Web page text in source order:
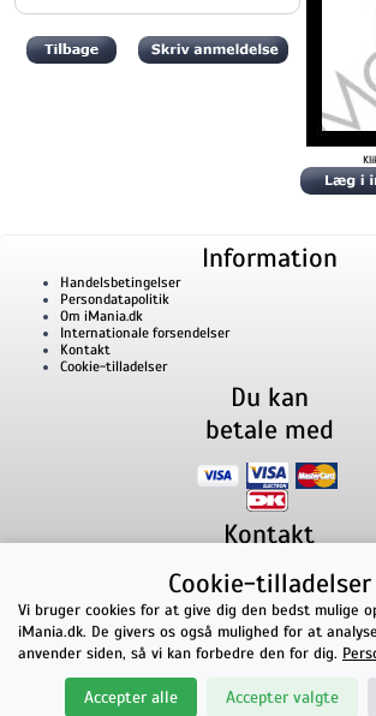
Information
Handelsbetingelser
Persondatapolitik
Om iMania.dk
Internationale forsendelser
Kontakt
Cookie-tilladelser
Du kan
betale med
Kontakt
Lillevorde Kær 29280 Storvorde
CVR nummer: 33182805 | E-mail:
Telefon:+45 23618990
Topkarakter hos
på Facebook
Cookie-tilladelser
Vi bruger cookies for at give dig den bedst mulige
iMania.dk. De givers os også mulighed for at
anvender siden, så vi kan forbedre den for dig.
Accepter alle Accepter valgte